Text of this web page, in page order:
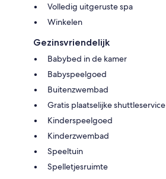
Volledig uitgeruste spa
Winkelen
Gezinsvriendelijk
Babybed in de kamer
Babyspeelgoed
Buitenzwembad
Gratis plaatselijke shuttleservice
Kinderspeelgoed
Kinderzwembad
Speeltuin
Spelletjesruimte